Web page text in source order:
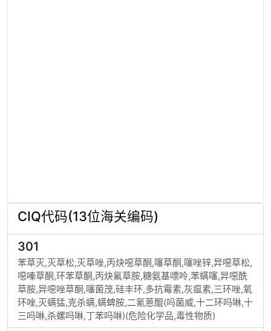
CIQ代码(13位海关编码)
301
苯草灭,灭草松,灭草唑,丙炔噁草酮,噻草酮,噻唑锌,异噁草松,
噁嗪草酮,环苯草酮,丙炔氟草胺,糖氨基嘌呤,苯螨噻,异噁酰
草胺,异噁唑草酮,噻菌茂,硅丰环,多抗霉素,灰瘟素,三环唑,氧
环唑,灭螨猛,克杀螨,螨蜱胺,二氰蒽醌(吗菌威,十二环吗啉,十
三吗啉,杀螺吗啉,丁苯吗啉)(危险化学品,毒性物质)